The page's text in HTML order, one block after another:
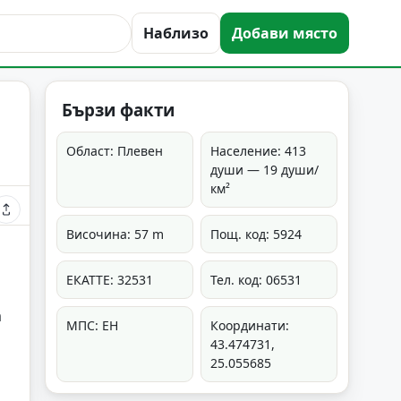
Наблизо Добави място
Бързи факти
Област: Плевен
Население: 413
души — 19 души/
км²
Височина: 57 m Пощ. код: 5924
ЕКАТТЕ: 32531 Тел. код: 06531
МПС: ЕН
Координати:
43.474731,
25.055685